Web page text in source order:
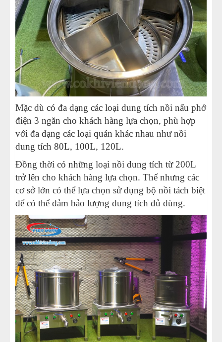
Mặc dù có đa dạng các loại dung tích nồi nấu phở
điện 3 ngăn cho khách hàng lựa chọn, phù hợp
với đa dạng các loại quán khác nhau như nồi
dung tích 80L, 100L, 120L.
Đồng thời có những loại nồi dung tích từ 200L
trở lên cho khách hàng lựa chọn. Thế nhưng các
cơ sở lớn có thể lựa chọn sử dụng bộ nồi tách biệt
để có thể đảm bảo lượng dung tích đủ dùng.